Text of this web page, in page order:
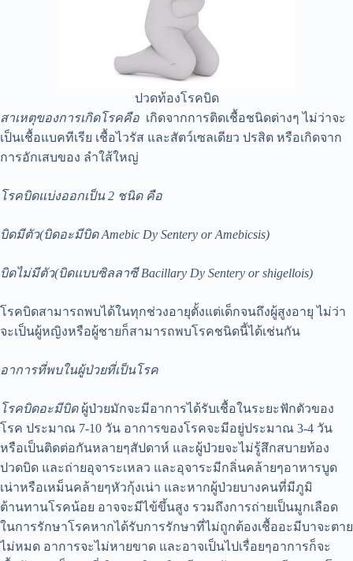
ปวดท้องโรคบิด
สาเหตุของการเกิดโรคคือ เกิดจากการติดเชื้อชนิดต่างๆ ไม่ว่าจะ
เป็นเชื้อแบคทีเรีย เชื้อไวรัส และสัตว์เซลเดียว ปรสิต หรือเกิดจาก
การอักเสบของ ลำใส้ใหญ่
โรคบิดแบ่งออกเป็น 2 ชนิด คือ
บิดมีตัว(บิดอะมีบิด Amebic Dy Sentery or Amebicsis)
บิดไม่มีตัว(บิดแบบซิลลาซี Bacillary Dy Sentery or shigellois)
โรคบิดสามารถพบได้ในทุกช่วงอายุตั้งแต่เด็กจนถึงผู้สูงอายุ ไม่ว่า
จะเป็นผู้หญิงหรือผู้ชายก็สามารถพบโรคชนิดนี้ได้เช่นกัน
อาการที่พบในผู้ป่วยที่เป็นโรค
โรคบิดอะมีบิดผู้ป่วยมักจะมีอาการได้รับเชื้อในระยะฟักตัวของ
โรค ประมาณ 7-10 วัน อาการของโรคจะมีอยู่ประมาณ 3-4 วัน
หรือเป็นติดต่อกันหลายๆสัปดาห์ และผู้ป่วยจะไม่รู้สึกสบายท้อง
ปวดบิด และถ่ายอุจาระเหลว และอุจาระมีกลิ่นคล้ายๆอาหารบูด
เน่าหรือเหม็นคล้ายๆหัวกุ้งเน่า และหากผู้ป่วยบางคนที่มีภูมิ
ต้านทานโรคน้อย อาจจะมีไข้ขึ้นสูง รวมถึงการถ่ายเป็นมูกเลือด
ในการรักษาโรคหากได้รับการรักษาที่ไม่ถูกต้องเชื้ออะมีบาจะตาย
ไม่หมด อาการจะไม่หายขาด และอาจเป็นไปเรื่อยๆอาการก็จะ